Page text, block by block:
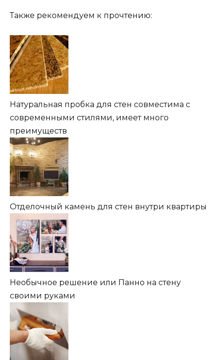
Также рекомендуем к прочтению:
Натуральная пробка для стен совместима с
современными стилями, имеет много
преимуществ
Отделочный камень для стен внутри квартиры
Необычное решение или Панно на стену
своими руками